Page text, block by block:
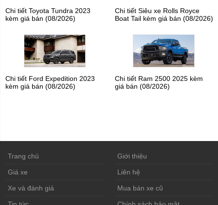
Chi tiết Toyota Tundra 2023
kèm giá bán (08/2026)
Chi tiết Siêu xe Rolls Royce
Boat Tail kèm giá bán (08/2026)
Chi tiết Ford Expedition 2023
kèm giá bán (08/2026)
Chi tiết Ram 2500 2025 kèm
giá bán (08/2026)
Trang chủ Giới thiệu
Giá xe Liên hệ
Xe và đánh giá Mua bán xe cũ